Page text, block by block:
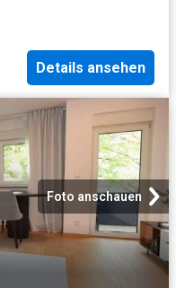
Details ansehen
Foto anschauen